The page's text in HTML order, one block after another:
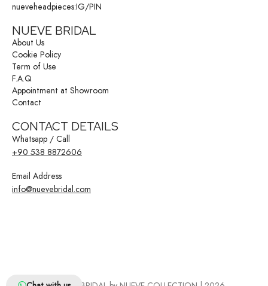
nueveheadpieces:IG/PIN
NUEVE BRIDAL
About Us
Cookie Policy
Term of Use
F.A.Q
Appointment at Showroom
Contact
CONTACT DETAILS
Whatsapp / Call
+90 538 8872606
Email Address
info@nuevebridal.com